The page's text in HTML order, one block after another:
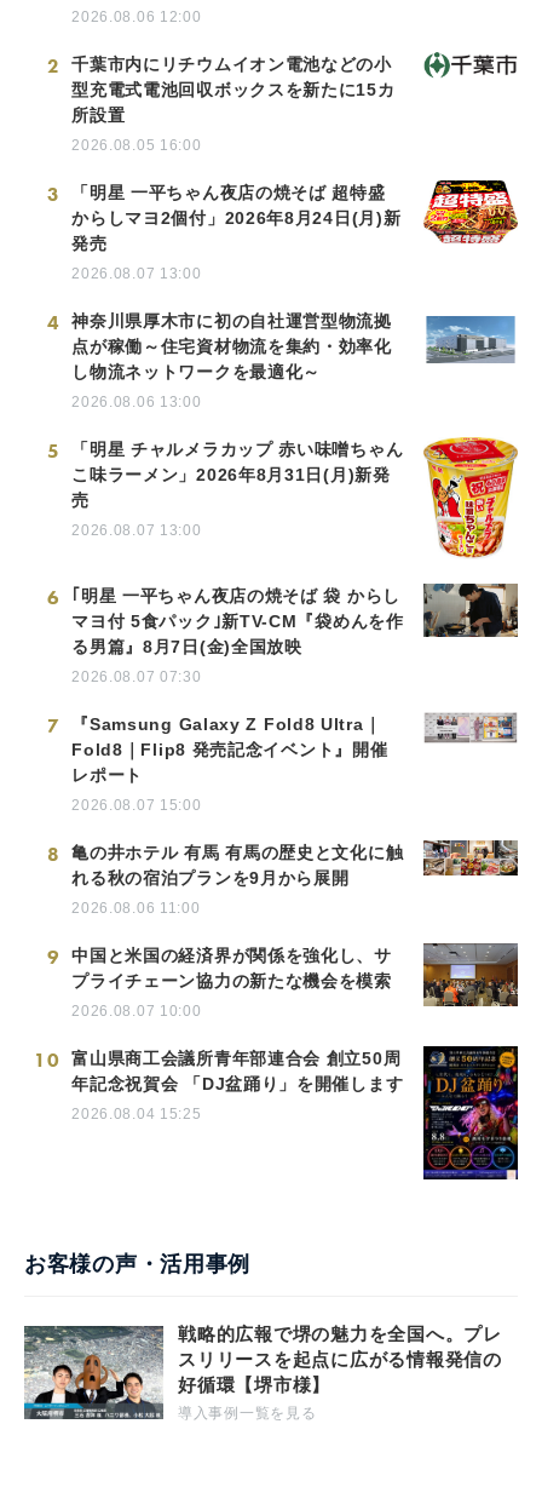
2026.08.06 12:00
2
千葉市内にリチウムイオン電池などの小
型充電式電池回収ボックスを新たに15カ
所設置
2026.08.05 16:00
3
「明星 一平ちゃん夜店の焼そば 超特盛
からしマヨ2個付」2026年8月24日(月)新
発売
2026.08.07 13:00
4
神奈川県厚木市に初の自社運営型物流拠
点が稼働～住宅資材物流を集約・効率化
し物流ネットワークを最適化～
2026.08.06 13:00
5
「明星 チャルメラカップ 赤い味噌ちゃん
こ味ラーメン」2026年8月31日(月)新発
売
2026.08.07 13:00
6
｢明星 一平ちゃん夜店の焼そば 袋 からし
マヨ付 5食パック｣新TV-CM『袋めんを作
る男篇』8月7日(金)全国放映
2026.08.07 07:30
7
『Samsung Galaxy Z Fold8 Ultra｜
Fold8｜Flip8 発売記念イベント』開催
レポート
2026.08.07 15:00
8
亀の井ホテル 有馬 有馬の歴史と文化に触
れる秋の宿泊プランを9月から展開
2026.08.06 11:00
9
中国と米国の経済界が関係を強化し、サ
プライチェーン協力の新たな機会を模索
2026.08.07 10:00
10
富山県商工会議所青年部連合会 創立50周
年記念祝賀会 「DJ盆踊り」を開催します
2026.08.04 15:25
お客様の声・活用事例
戦略的広報で堺の魅力を全国へ。プレ
スリリースを起点に広がる情報発信の
好循環【堺市様】
導入事例一覧を見る